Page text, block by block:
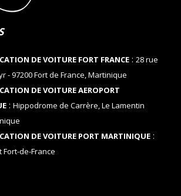
DE VOITURE FORT FRANCE: 28 rue
- 97200 Fort de France, Martinique
DE VOITURE AEROPORT
: Hippodrome de Carrère, Le Lamentin
DE VOITURE PORT MARTINIQUE:
de-France